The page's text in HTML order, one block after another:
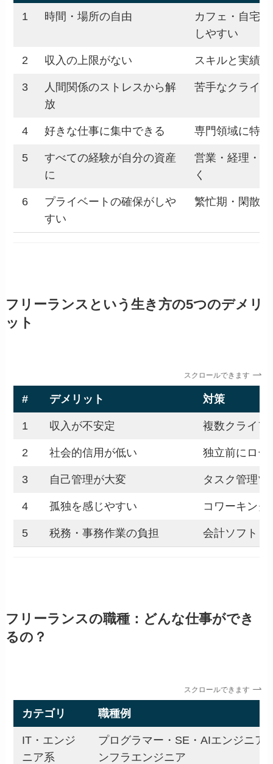
1 時間・場所の自由
カフェ・自宅
しやすい
2 収入の上限がない スキルと実績
3
人間関係のストレスから解
放
苦手なクライ
4 好きな仕事に集中できる 専門領域に特
5
すべての経験が自分の資産
に
営業・経理・
く
6
プライベートの確保がしや
すい
繁忙期・閑散
フリーランスという生き方の5つのデメリ
ット
スクロールできます
# デメリット 対策
1 収入が不安定 複数クライア
2 社会的信用が低い 独立前にロー
3 自己管理が大変 タスク管理
4 孤独を感じやすい コワーキン
5 税務・事務作業の負担 会計ソフト（
フリーランスの職種：どんな仕事ができ
るの？
スクロールできます
カテゴリ 職種例
IT・エンジ
ニア系
プログラマー・SE・AIエンジニア
ンフラエンジニア